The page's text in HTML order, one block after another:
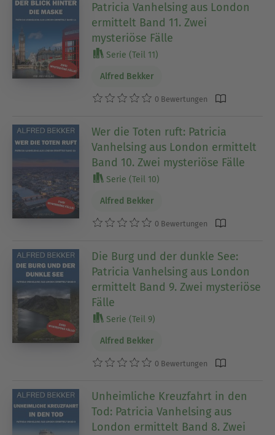
Patricia Vanhelsing aus London
ermittelt Band 11. Zwei
mysteriöse Fälle
Serie (Teil 11)
Alfred Bekker
0 Bewertungen
Wer die Toten ruft: Patricia
Vanhelsing aus London ermittelt
Band 10. Zwei mysteriöse Fälle
Serie (Teil 10)
Alfred Bekker
0 Bewertungen
Die Burg und der dunkle See:
Patricia Vanhelsing aus London
ermittelt Band 9. Zwei mysteriöse
Fälle
Serie (Teil 9)
Alfred Bekker
0 Bewertungen
Unheimliche Kreuzfahrt in den
Tod: Patricia Vanhelsing aus
London ermittelt Band 8. Zwei